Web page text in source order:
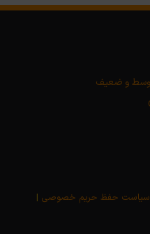
سیاست حفظ حریم خصوصی |